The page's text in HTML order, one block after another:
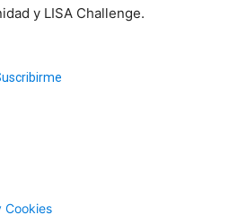
y LISA Challenge.
Cookies